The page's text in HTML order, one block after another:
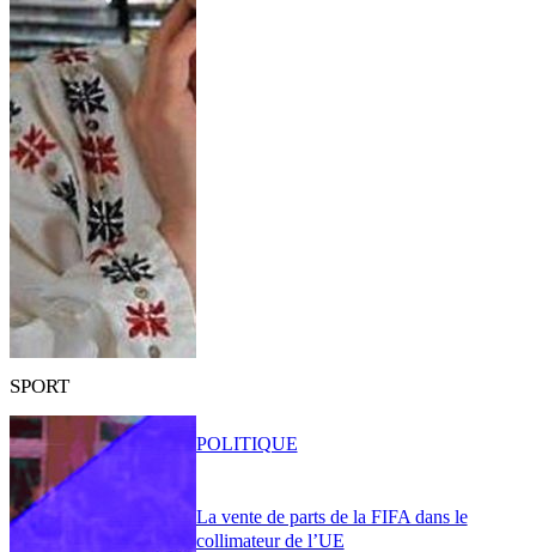
SPORT
La vente de parts de la FIFA dans le
collimateur de l’UE
POLITIQUE